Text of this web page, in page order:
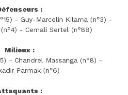
:
- Guy-Marcelin Kilama (n°3) -
- Cemali Sertel (n°88)
Milieux :
- Chandrel Massanga (n°8) -
Parmak (n°6)
: